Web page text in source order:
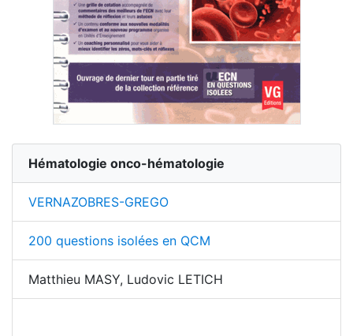
Hématologie onco-hématologie
VERNAZOBRES-GREGO
200 questions isolées en QCM
Matthieu MASY, Ludovic LETICH